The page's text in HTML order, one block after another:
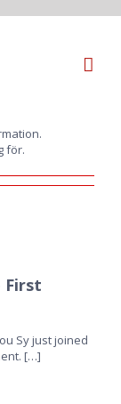
för.
First
Sy just joined
[…]